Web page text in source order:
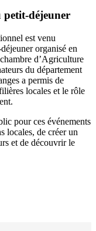
déjeuner
est venu
organisé en
d’Agriculture
du département
a permis de
locales et le rôle
pour ces événements
locales, de créer un
et de découvrir le